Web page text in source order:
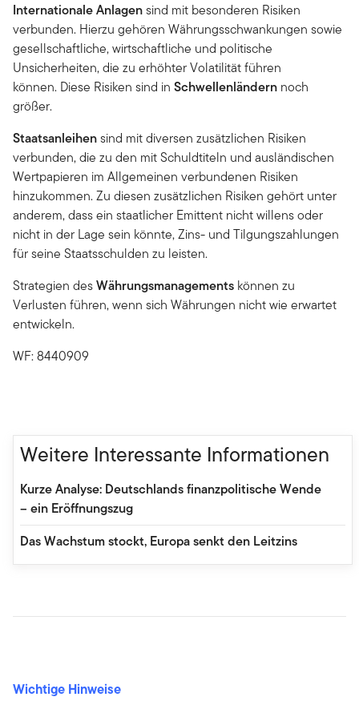
Internationale Anlagensind mit besonderen Risiken
verbunden. Hierzu gehören Währungsschwankungen sowie
gesellschaftliche, wirtschaftliche und politische
Unsicherheiten, die zu erhöhter Volatilität führen
können. Diese Risiken sind in Schwellenländern noch
größer.
Staatsanleihensind mit diversen zusätzlichen Risiken
verbunden, die zu den mit Schuldtiteln und ausländischen
Wertpapieren im Allgemeinen verbundenen Risiken
hinzukommen. Zu diesen zusätzlichen Risiken gehört unter
anderem, dass ein staatlicher Emittent nicht willens oder
nicht in der Lage sein könnte, Zins- und Tilgungszahlungen
für seine Staatsschulden zu leisten.
Strategien desWährungsmanagements können zu
Verlusten führen, wenn sich Währungen nicht wie erwartet
entwickeln.
WF: 8440909
Weitere Interessante Informationen
Kurze Analyse: Deutschlands finanzpolitische Wende
– ein Eröffnungszug
Das Wachstum stockt, Europa senkt den Leitzins
Wichtige Hinweise